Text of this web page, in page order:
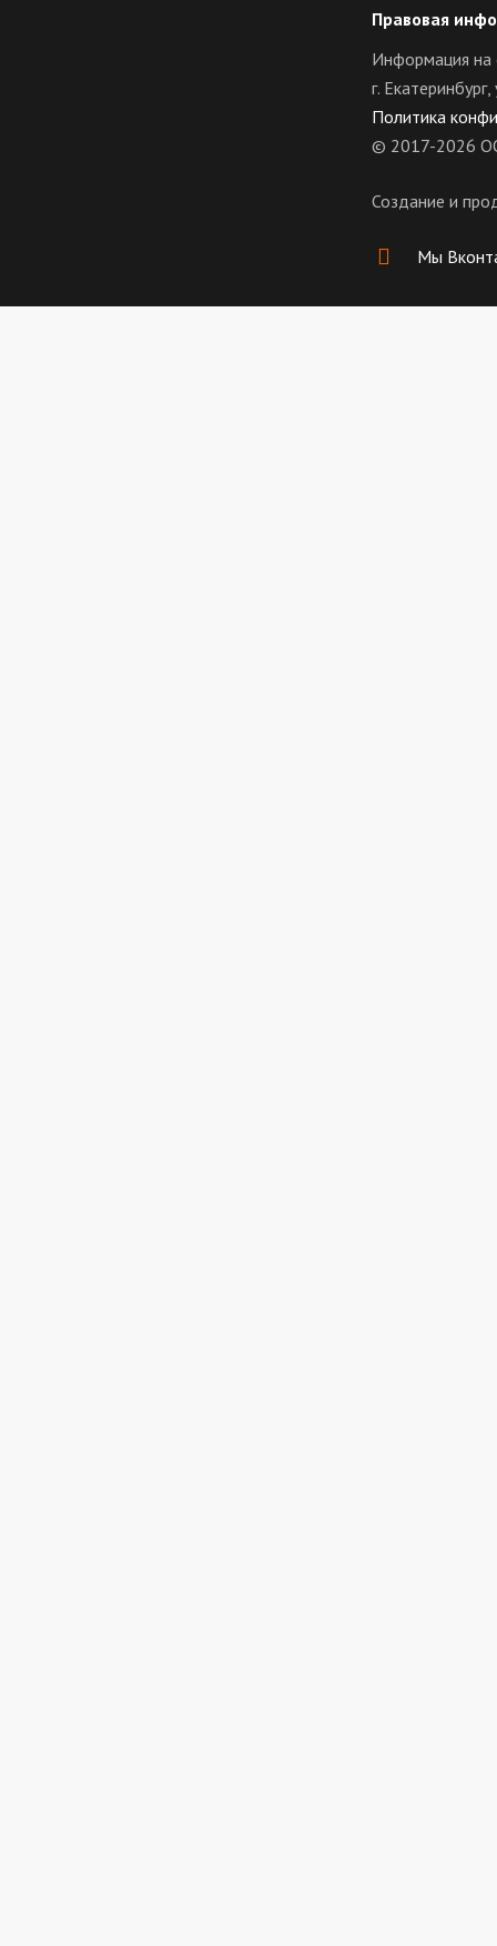
Правовая
Информация на
г.
Политика
© 2017-2026
Создание и
Мы